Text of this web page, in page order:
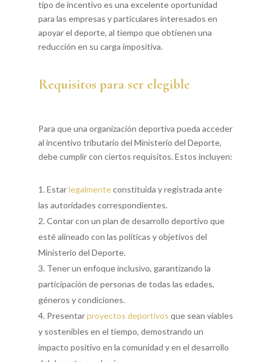
tipo de incentivo es una excelente oportunidad
para las empresas y particulares interesados en
apoyar el deporte, al tiempo que obtienen una
reducción en su carga impositiva.
Requisitos para ser elegible
Para que una organización deportiva pueda acceder
al incentivo tributario del Ministerio del Deporte,
debe cumplir con ciertos requisitos. Estos incluyen:
Estarlegalmenteconstituida y registrada ante
las autoridades correspondientes.
Contar con un plan de desarrollo deportivo que
esté alineado con las políticas y objetivos del
Ministerio del Deporte.
Tener un enfoque inclusivo, garantizando la
participación de personas de todas las edades,
géneros y condiciones.
Presentarproyectos deportivos que sean viables
y sostenibles en el tiempo, demostrando un
impacto positivo en la comunidad y en el desarrollo